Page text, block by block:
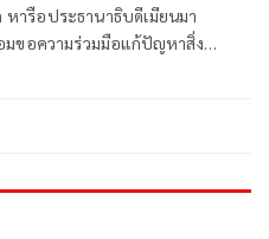
ารือประธานาธิบดีเมียนมา
มขอความร่วมมือแก้ปัญหาสิ่ง